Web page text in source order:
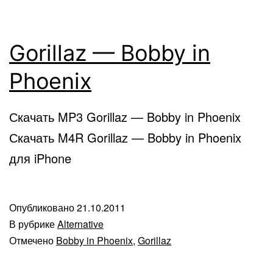
Gorillaz — Bobby in
Phoenix
Скачать MP3 Gorillaz — Bobby in Phoenix
Скачать M4R Gorillaz — Bobby in Phoenix
для iPhone
Опубликовано21.10.2011
В рубрикеAlternative
Отмечено Bobby in Phoenix, Gorillaz